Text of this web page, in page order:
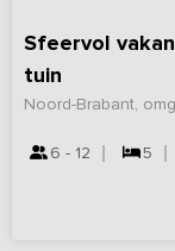
Sfeervol
tuin
Noord-Brabant,
6 - 12 5